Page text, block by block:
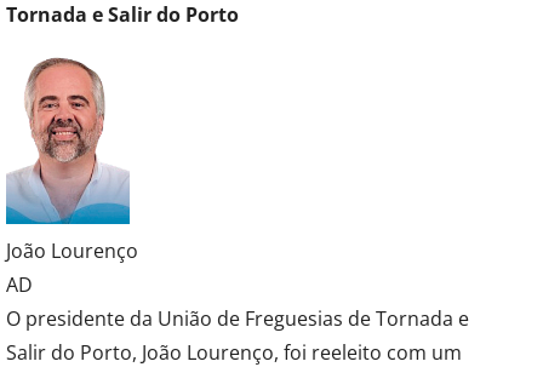
Tornada e Salir do Porto
João Lourenço
AD
O presidente da União de Freguesias de Tornada e
Salir do Porto, João Lourenço, foi reeleito com um